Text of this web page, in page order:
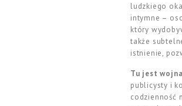
ludzkiego
intymne –
który
także
istnienie,
Tu jest wojna
publicysty i
codzienność